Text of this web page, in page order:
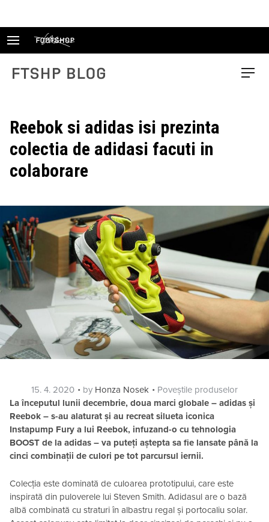
FTSHP blog Menu
Reebok si adidas isi prezinta
colectia de adidasi facuti in
colaborare
Posted
on
15. 4. 2020 by Honza Nosek Categories
Poveștile produselor
La începutul lunii decembrie, doua marci globale – adidas și
Reebok – s-au alaturat și au recreat silueta iconica
Instapump Fury a lui Reebok, infuzand-o cu tehnologia
BOOST de la adidas – va puteți aștepta sa fie lansate până la
cinci combinații de culori pe tot parcursul iernii.
Colecția este dominată de culoarea prototipului, care este
inspirată din puloverele lui Steven Smith. Adidasul are o bază
albă combinată cu straturi în albastru regal și portocaliu solar.